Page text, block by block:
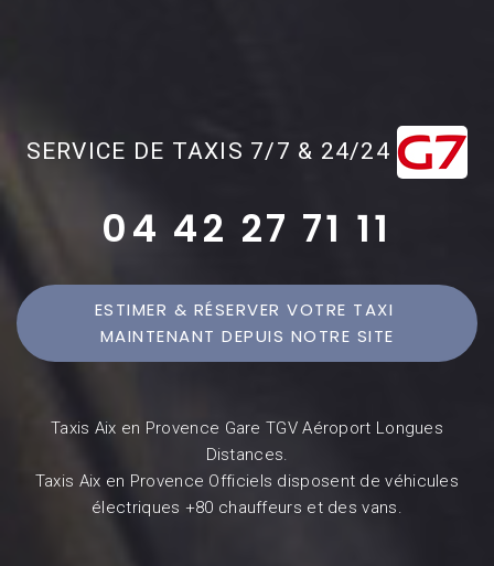
SERVICE DE TAXIS 7/7 & 24/24
04 42 27 71 11
ESTIMER & RÉSERVER VOTRE TAXI
MAINTENANT DEPUIS NOTRE SITE
Taxis Aix en Provence Gare TGV Aéroport Longues
Distances.
Taxis Aix en Provence Officiels disposent de véhicules
électriques +80 chauffeurs et des vans.